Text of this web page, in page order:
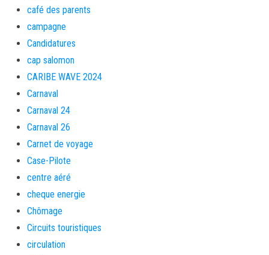
café des parents
campagne
Candidatures
cap salomon
CARIBE WAVE 2024
Carnaval
Carnaval 24
Carnaval 26
Carnet de voyage
Case-Pilote
centre aéré
cheque energie
Chômage
Circuits touristiques
circulation